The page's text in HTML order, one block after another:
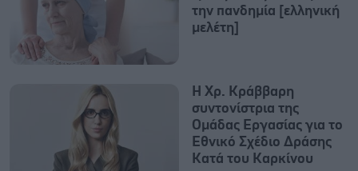
την πανδημία [ελληνική
μελέτη]
Η Χρ. Κράββαρη
συντονίστρια της
Ομάδας Εργασίας για το
Εθνικό Σχέδιο Δράσης
Κατά του Καρκίνου